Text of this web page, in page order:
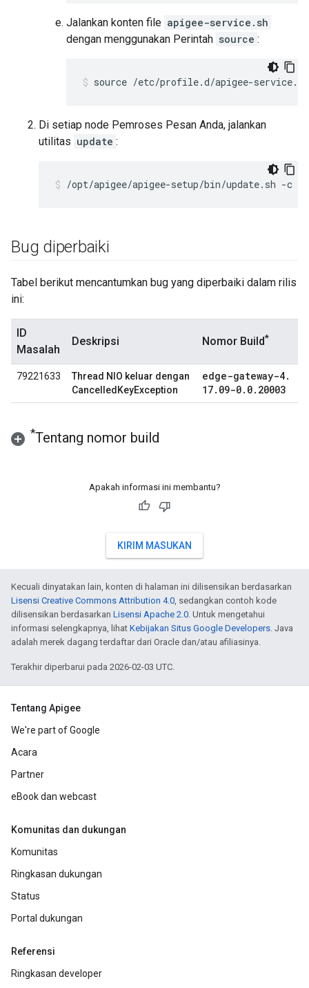
Jalankan konten file apigee-service.sh
dengan menggunakan Perintah source :
source /etc/profile.d/apigee-service.sh
Di setiap node Pemroses Pesan Anda, jalankan
utilitas update :
/opt/apigee/apigee-setup/bin/update.sh -c
Bug diperbaiki
Tabel berikut mencantumkan bug yang diperbaiki dalam rilis
ini:
ID
Masalah
Deskripsi Nomor Build*
79221633
Thread NIO keluar dengan
CancelledKeyException
edge-gateway-4.
17. 09-0. 0. 20003
*Tentang nomor build
Apakah informasi ini membantu?
KIRIM MASUKAN
Kecuali dinyatakan lain, konten di halaman ini dilisensikan berdasarkan
Lisensi Creative Commons Attribution 4.0, sedangkan contoh kode
dilisensikan berdasarkan Lisensi Apache 2.0. Untuk mengetahui
informasi selengkapnya, lihat Kebijakan Situs Google Developers. Java
adalah merek dagang terdaftar dari Oracle dan/atau afiliasinya.
Terakhir diperbarui pada 2026-02-03 UTC.
Tentang Apigee
We're part of Google
Acara
Partner
eBook dan webcast
Komunitas dan dukungan
Komunitas
Ringkasan dukungan
Status
Portal dukungan
Referensi
Ringkasan developer